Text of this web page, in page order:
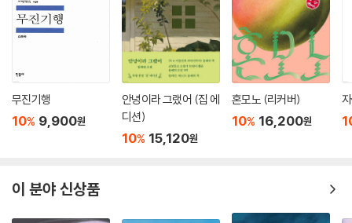
무진기행
10% 9,900원
안녕이라 그랬어 (집 에
디션)
10% 15,120원
혼모노 (리커버)
10% 16,200원
이 분야 신상품